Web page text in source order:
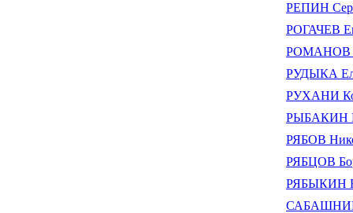
РЕПИН
РОГАЧЕВ
РОМАНОВ
РУДЫКА
РУХАНИ
РЫБАКИН
РЯБОВ
РЯБЦОВ
РЯБЫКИН